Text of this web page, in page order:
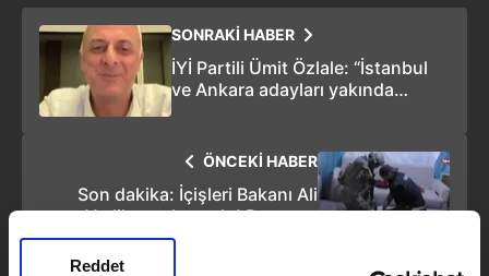
Reddet
SONRAKİ HABER
İYİ Partili Ümit Özlale: “İstanbul
ve Ankara adayları yakında
ÖNCEKİ HABER
Son dakika: İçişleri Bakanı Ali
Yerlikaya duyurdu! Bursa ve
Balıkesir'de uyuşturucu
tacirlerine operasyon: 135 zehir